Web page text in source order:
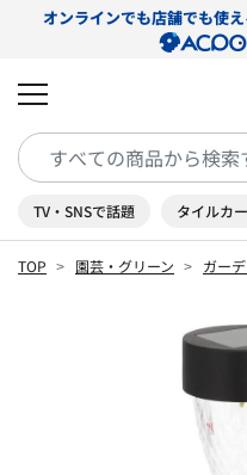
オンラインでも店舗でも使え
TV・SNSで話題 タイルカ
TOP 園芸・グリーン ガー